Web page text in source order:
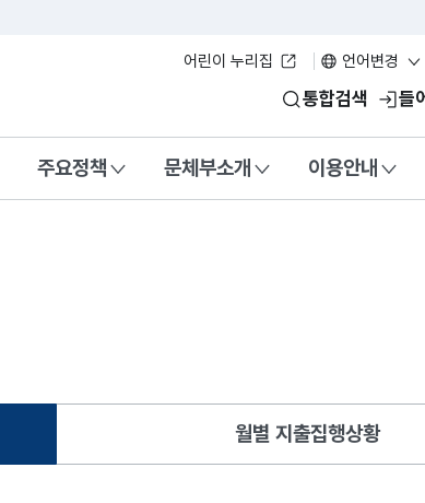
어린이 누리집 언어변경
국 통합검색 들
주요정책 문체부소개 이용안내
월별 지출집행상황